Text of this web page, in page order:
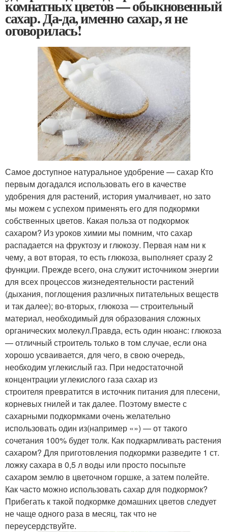
комнатных цветов — обыкновенный
сахар. Да-да, именно сахар, я не
оговорилась!
Самое доступное натуральное удобрение — сахар Кто
первым догадался использовать его в качестве
удобрения для растений, история умалчивает, но зато
мы можем с успехом применять его для подкормки
собственных цветов. Какая польза от подкормок
сахаром? Из уроков химии мы помним, что сахар
распадается на фруктозу и глюкозу. Первая нам ни к
чему, а вот вторая, то есть глюкоза, выполняет сразу 2
функции. Прежде всего, она служит источником энергии
для всех процессов жизнедеятельности растений
(дыхания, поглощения различных питательных веществ
и так далее); во-вторых, глюкоза — строительный
материал, необходимый для образования сложных
органических молекул.Правда, есть один нюанс: глюкоза
— отличный строитель только в том случае, если она
хорошо усваивается, для чего, в свою очередь,
необходим углекислый газ. При недостаточной
концентрации углекислого газа сахар из
строителя превратится в источник питания для плесени,
корневых гнилей и так далее. Поэтому вместе с
сахарными подкормками очень желательно
использовать один из(например «») — от такого
сочетания 100% будет толк. Как подкармливать растения
сахаром? Для приготовления подкормки разведите 1 ст.
ложку сахара в 0,5 л воды или просто посыпьте
сахаром землю в цветочном горшке, а затем полейте.
Как часто можно использовать сахар для подкормок?
Прибегать к такой подкормке домашних цветов следует
не чаще одного раза в месяц, так что не
переусердствуйте.